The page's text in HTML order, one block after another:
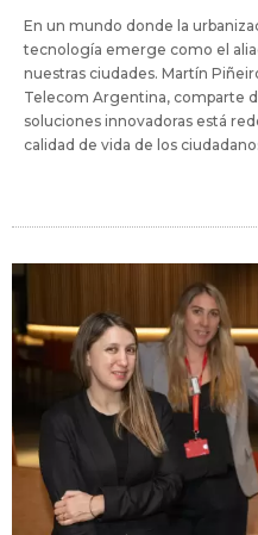
En un mundo donde la
tecnología emerge como el
nuestras ciudades. Martín
Telecom Argentina, comparte
soluciones innovadoras está
calidad de vida de los